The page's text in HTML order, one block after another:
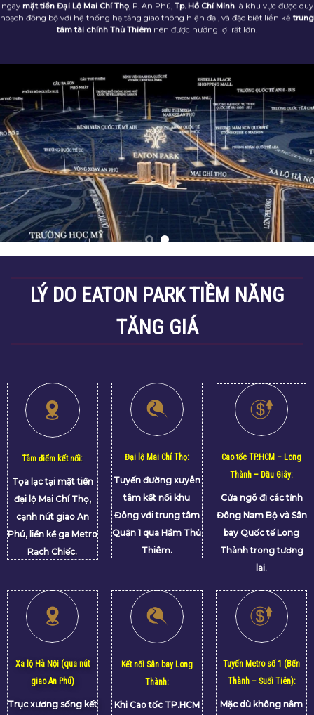
ngay mặt tiền Đại Lộ Mai Chí Thọ, P. An Phú, Tp. Hồ Chí Minhlà khu vực được quy
hoạch đồng bộ với hệ thống hạ tầng giao thông hiện đại, và đặc biệt liền kề trung
tâm tài chính Thủ Thiêm nên được hưởng lợi rất lớn.
LÝ DO EATON PARK TIỀM NĂNG
TĂNG GIÁ
Tọa lạc tại mặt tiền
đại lộ Mai Chí Thọ,
cạnh nút giao An
Phú, liền kề ga Metro
Tuyến đường xuyên
tâm kết nối khu
Đông với trung tâm
Quận 1 qua Hầm Thủ
Cao tốc TP.HCM – Long
Cửa ngõ đi các tỉnh
Đông Nam Bộ và Sân
bay Quốc tế Long
Thành trong tương
Xa lộ Hà Nội (qua nút
Kết nối Sân bay Long
Tuyến Metro số 1 (Bến